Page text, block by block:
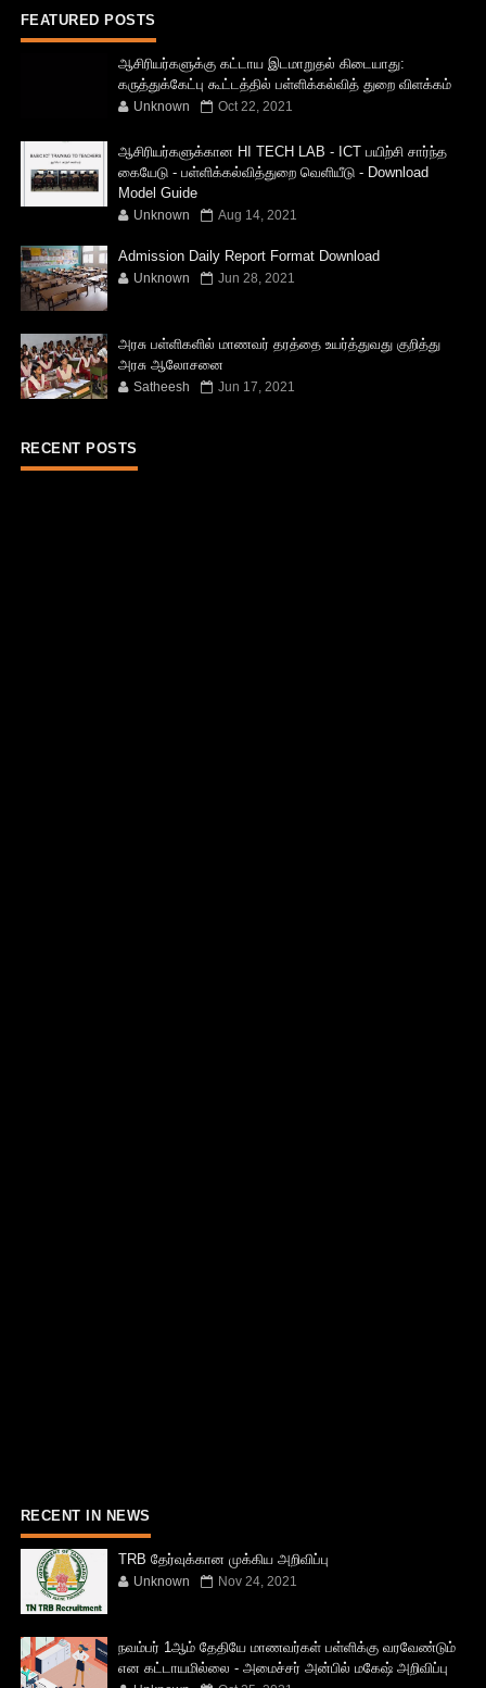
FEATURED POSTS
ஆசிரியர்களுக்கு கட்டாய இடமாறுதல் கிடையாது:
கருத்துக்கேட்பு கூட்டத்தில் பள்ளிக்கல்வித் துறை விளக்கம்
Unknown Oct 22, 2021
ஆசிரியர்களுக்கான HI TECH LAB - ICT பயிற்சி சார்ந்த
கையேடு - பள்ளிக்கல்வித்துறை வெளியீடு - Download
Model Guide
Unknown Aug 14, 2021
Admission Daily Report Format Download
Unknown Jun 28, 2021
அரசு பள்ளிகளில் மாணவர் தரத்தை உயர்த்துவது குறித்து
அரசு ஆலோசனை
Satheesh Jun 17, 2021
RECENT POSTS
RECENT IN NEWS
TRB தேர்வுக்கான முக்கிய அறிவிப்பு
Unknown Nov 24, 2021
நவம்பர் 1ஆம் தேதியே மாணவர்கள் பள்ளிக்கு வரவேண்டும்
என கட்டாயமில்லை - அமைச்சர் அன்பில் மகேஷ் அறிவிப்பு